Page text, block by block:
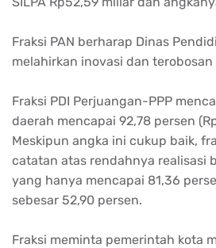
Fraksi PAN berharap Dinas
melahirkan inovasi dan terobosan
Fraksi PDI Perjuangan-PPP
daerah mencapai 92,78 persen
Meskipun angka ini cukup baik,
catatan atas rendahnya realisasi
yang hanya mencapai 81,36
sebesar 52,90 persen.
Fraksi meminta pemerintah kota